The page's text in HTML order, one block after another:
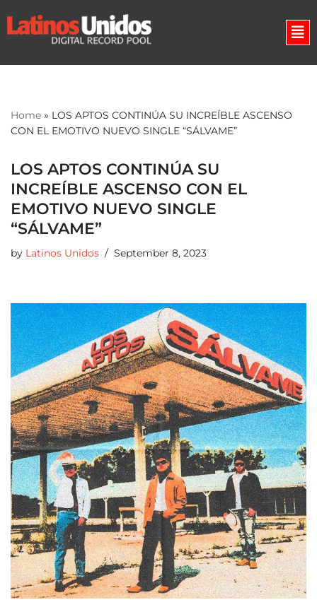
Skip
Home » LOS APTOS CONTINÚA SU INCREÍBLE ASCENSO
CON EL EMOTIVO NUEVO SINGLE “SÁLVAME”
LOS APTOS CONTINÚA SU
INCREÍBLE ASCENSO CON EL
EMOTIVO NUEVO SINGLE
“SÁLVAME”
by Latinos Unidos September 8, 2023